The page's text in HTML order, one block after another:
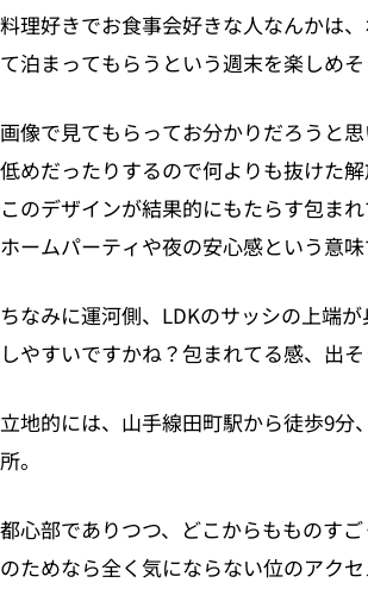
料理好きでお食事会好きな人なんかは
て泊まってもらうという週末を楽しめそ
画像で見てもらってお分かりだろうと
低めだったりするので何よりも抜けた
このデザインが結果的にもたらす包ま
ホームパーティや夜の安心感という意
ちなみに運河側、LDKのサッシの上端
しやすいですかね？包まれてる感、出
立地的には、山手線田町駅から徒歩9
所。
都心部でありつつ、どこからもものす
のためなら全く気にならない位のアク